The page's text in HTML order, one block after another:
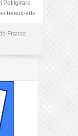
Petitgirard
beaux-arts
France